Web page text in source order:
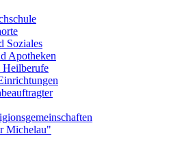
Soziales
Apotheken
Heilberufe
Michelau"